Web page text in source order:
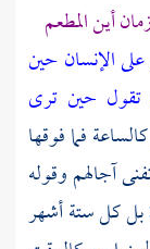
أين المطعم
الإنسان حين
تقول حين ترى
فما فوقها
آجالهم وقوله
كل ستة أشهر